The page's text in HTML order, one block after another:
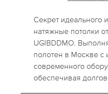
Секрет идеального
натяжные потолки
UGIBDDMO.
полотен в Москве с
современного
обеспечивая